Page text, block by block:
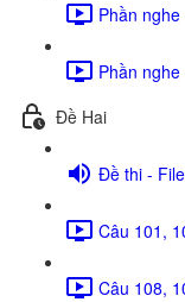
Phần
Phần
Đề Hai
Đề thi -
Câu 101,
Câu 108,